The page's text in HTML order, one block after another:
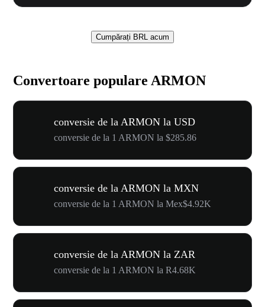
Cumpărați BRL acum
Convertoare populare ARMON
conversie de la ARMON la USD
conversie de la 1 ARMON la $285.86
conversie de la ARMON la MXN
conversie de la 1 ARMON la Mex$4.92K
conversie de la ARMON la ZAR
conversie de la 1 ARMON la R4.68K